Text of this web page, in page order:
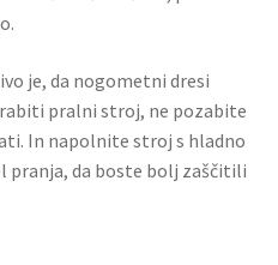
je, da nogometni dresi
pralni stroj, ne pozabite
In napolnite stroj s hladno
pranja, da boste bolj zaščitili